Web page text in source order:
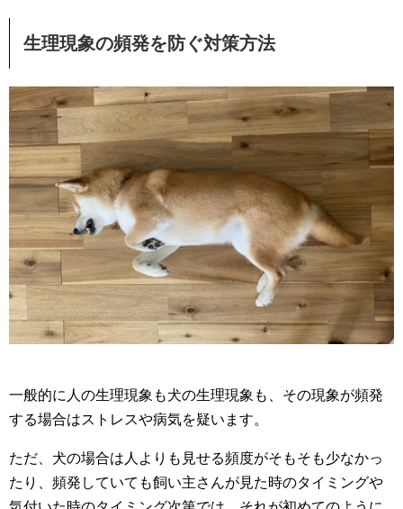
生理現象の頻発を防ぐ対策方法
一般的に人の生理現象も犬の生理現象も、その現象が頻発
する場合はストレスや病気を疑います。
ただ、犬の場合は人よりも見せる頻度がそもそも少なかっ
たり、頻発していても飼い主さんが見た時のタイミングや